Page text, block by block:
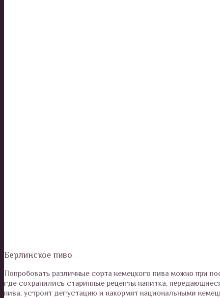
Берлинское пиво
Попробовать различные сорта немецкого пива можно при
где сохранились старинные рецепты напитка,
пива, устроят дегустацию и накормят национальными